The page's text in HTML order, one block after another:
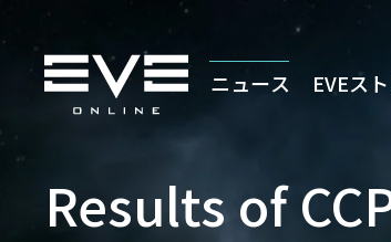
ニュース EVEス
Results of